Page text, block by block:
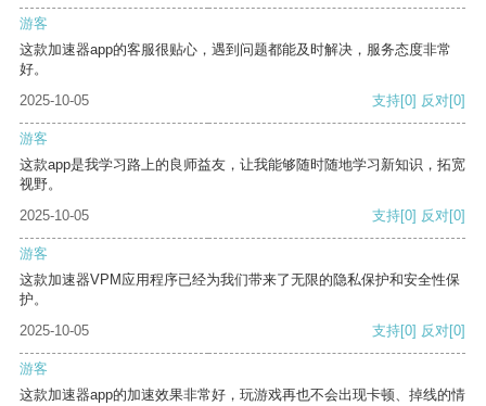
游客
这款加速器app的客服很贴心，遇到问题都能及时解决，服务态度非常
好。
2025-10-05
支持[0] 反对[0]
游客
这款app是我学习路上的良师益友，让我能够随时随地学习新知识，拓宽
视野。
2025-10-05
支持[0] 反对[0]
游客
这款加速器VPM应用程序已经为我们带来了无限的隐私保护和安全性保
护。
2025-10-05
支持[0] 反对[0]
游客
这款加速器app的加速效果非常好，玩游戏再也不会出现卡顿、掉线的情